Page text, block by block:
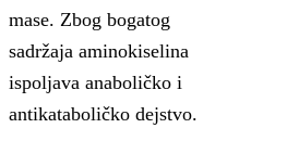
mase. Zbog bogatog
sadržaja aminokiselina
ispoljava anaboličko i
antikataboličko dejstvo.